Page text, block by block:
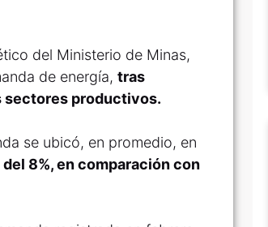
del Ministerio de Minas,
de energía, tras
sectores productivos.
se ubicó, en promedio, en
8%, en comparación con